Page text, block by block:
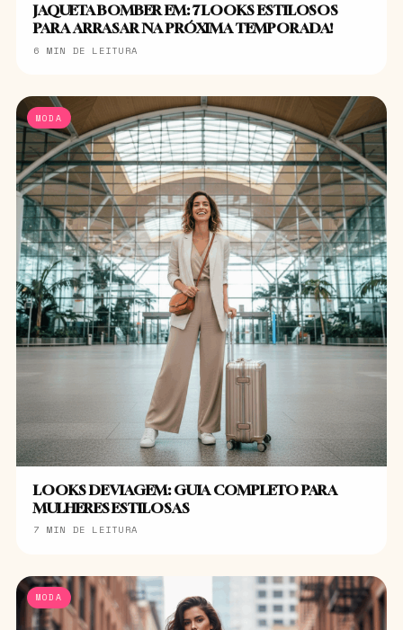
JAQUETA BOMBER EM: 7 LOOKS ESTILOSOS
PARA ARRASAR NA PRÓXIMA TEMPORADA!
6 MIN DE LEITURA
MODA
LOOKS DE VIAGEM: GUIA COMPLETO PARA
MULHERES ESTILOSAS
7 MIN DE LEITURA
MODA